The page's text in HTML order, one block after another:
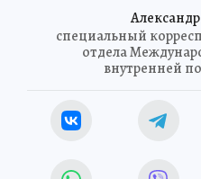
специальный
отдела
внутренней